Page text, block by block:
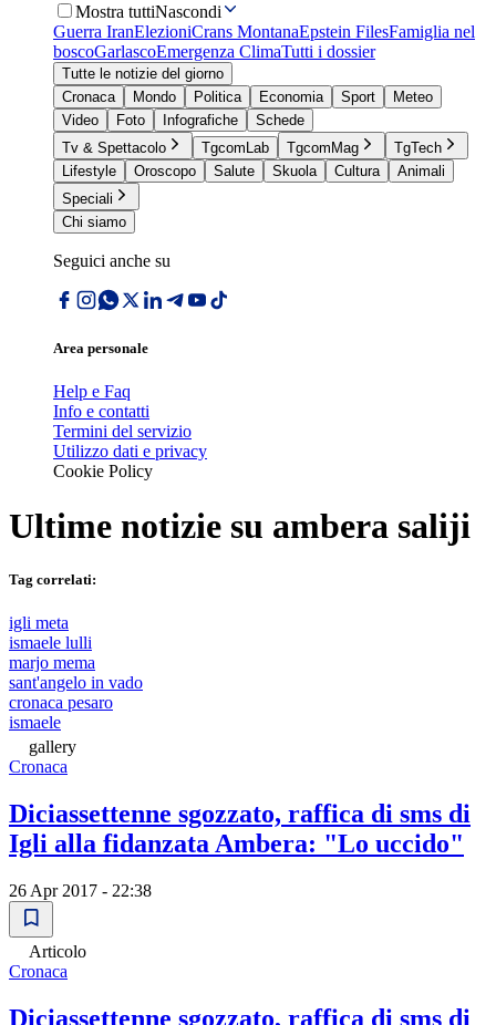
Mostra tuttiNascondi
Guerra IranElezioniCrans MontanaEpstein FilesFamiglia nel
boscoGarlascoEmergenza ClimaTutti i dossier
Tutte le notizie del giorno
Cronaca
Mondo Politica Economia Sport
Meteo
Video
Foto Infografiche
Schede
Tv & Spettacolo
TgcomLab TgcomMag
TgTech
Lifestyle
Oroscopo Salute Skuola Cultura
Animali
Speciali
Chi siamo
Seguici anche su
Area personale
Help e Faq
Info e contatti
Termini del servizio
Utilizzo dati e privacy
Cookie Policy
Ultime notizie su ambera saliji
Tag correlati:
igli meta
ismaele lulli
marjo mema
sant'angelo in vado
cronaca pesaro
ismaele
gallery
Cronaca
Diciassettenne sgozzato, raffica di sms di
Igli alla fidanzata Ambera: "Lo uccido"
26 Apr 2017 - 22:38
Articolo
Cronaca
Diciassettenne sgozzato, raffica di sms di